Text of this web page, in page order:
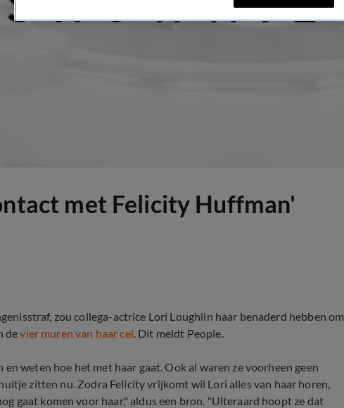
met Felicity Huffman'
zou collega-actrice Lori Loughlin haar benaderd hebben om
devier muren van haar cel. Dit meldt People.
weten hoe het met haar gaat. Ook al waren ze voorheen geen
zitten nu. Zodra Felicity vrijkomt wil Lori alles van haar horen,
gaat komen voor haar," aldus een bron. "Uiteraard hoopt ze dat